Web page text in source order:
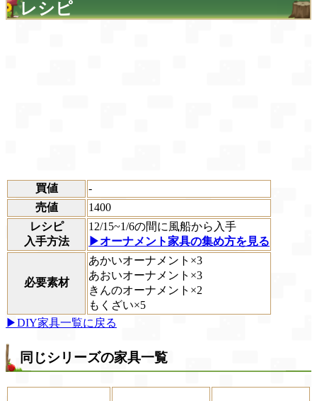
レシピ
買値
-
売値
1400
レシピ
入手方法
12/15~1/6の間に風船から入手
▶オーナメント家具の集め方を見る
必要素材
あかいオーナメント×3
あおいオーナメント×3
きんのオーナメント×2
もくざい×5
▶DIY家具一覧に戻る
同じシリーズの家具一覧